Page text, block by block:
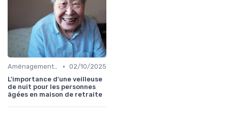
Aménagements pour Personnes à Mobilité Réduite • 02/10/2025
L'importance d'une veilleuse
de nuit pour les personnes
âgées en maison de retraite